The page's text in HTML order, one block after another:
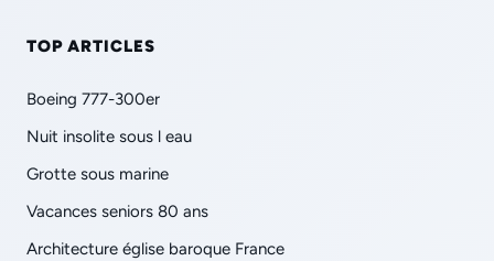
TOP ARTICLES
Boeing 777-300er
Nuit insolite sous l eau
Grotte sous marine
Vacances seniors 80 ans
Architecture église baroque France